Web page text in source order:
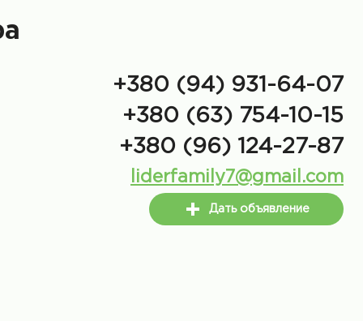
+380 (94) 931-64-07
+380 (63) 754-10-15
+380 (96) 124-27-87
liderfamily7@gmail.com
Дать объявление